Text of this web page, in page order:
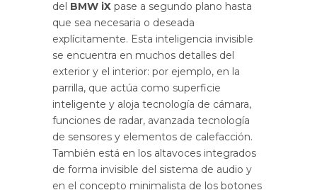
del BMW iX pase a segundo plano hasta
que sea necesaria o deseada
explícitamente. Esta inteligencia invisible
se encuentra en muchos detalles del
exterior y el interior: por ejemplo, en la
parrilla, que actúa como superficie
inteligente y aloja tecnología de cámara,
funciones de radar, avanzada tecnología
de sensores y elementos de calefacción.
También está en los altavoces integrados
de forma invisible del sistema de audio y
en el concepto minimalista de los botones